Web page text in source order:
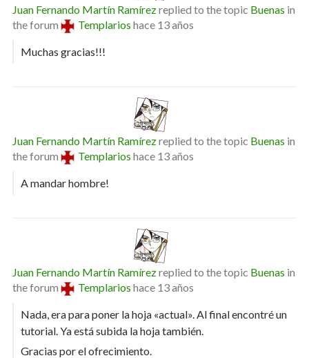
Juan Fernando Martín Ramírezreplied to the topic Buenas in
the forum
Templarios hace 13 años
Muchas gracias!!!
Juan Fernando Martín Ramírezreplied to the topic Buenas in
the forum
Templarios hace 13 años
A mandar hombre!
Juan Fernando Martín Ramírezreplied to the topic Buenas in
the forum
Templarios hace 13 años
Nada, era para poner la hoja «actual». Al final encontré un
tutorial. Ya está subida la hoja también.
Gracias por el ofrecimiento.